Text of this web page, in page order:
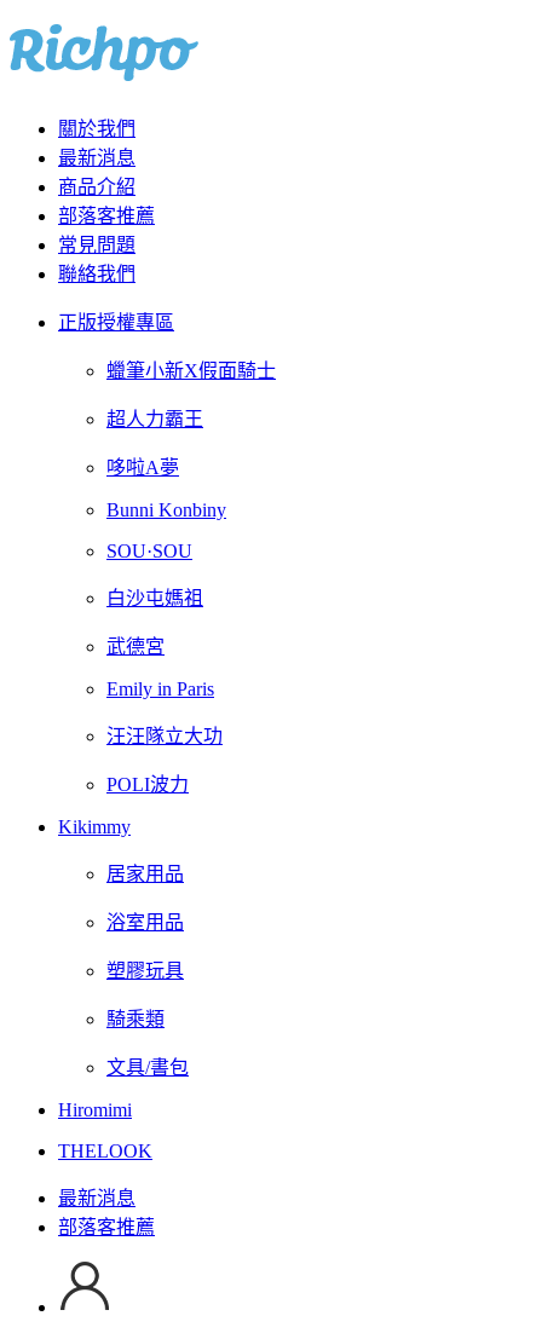
關於我們
最新消息
商品介紹
部落客推薦
常見問題
聯絡我們
正版授權專區
蠟筆小新X假面騎士
超人力霸王
哆啦A夢
Bunni Konbiny
SOU·SOU
白沙屯媽祖
武德宮
Emily in Paris
汪汪隊立大功
POLI波力
Kikimmy
居家用品
浴室用品
塑膠玩具
騎乘類
文具/書包
Hiromimi
THELOOK
最新消息
部落客推薦